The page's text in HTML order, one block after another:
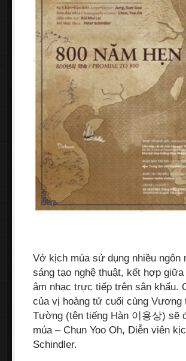
Vở kịch múa sử dụng nhiều
sáng tạo nghệ thuật, kết hợp
âm nhạc trực tiếp trên sân khấu.
của vị hoàng tử cuối cùng Vương
Tường (tên tiếng Hàn 이용상) sẽ
múa – Chun Yoo Oh, Diễn viên
Schindler.